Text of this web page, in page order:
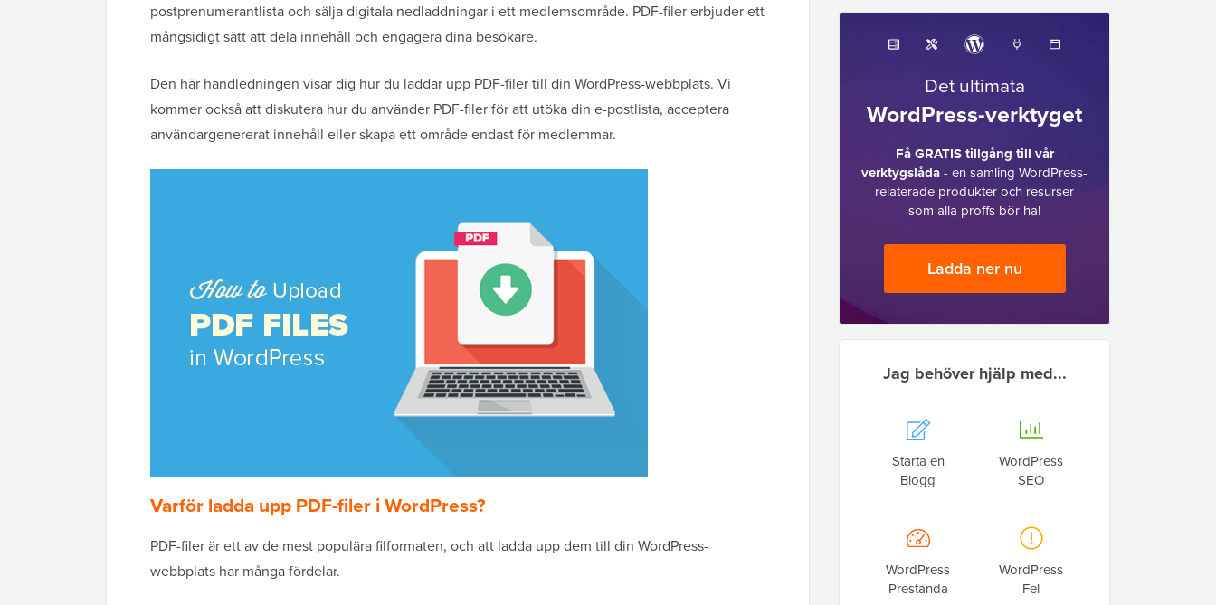
postprenumerantlista och sälja digitala nedladdningar i ett medlemsområde. PDF-filer erbjuder ett
mångsidigt sätt att dela innehåll och engagera dina besökare.
Den här handledningen visar dig hur du laddar upp PDF-filer till din WordPress-webbplats. Vi
kommer också att diskutera hur du använder PDF-filer för att utöka din e-postlista, acceptera
användargenererat innehåll eller skapa ett område endast för medlemmar.
Varför ladda upp PDF-filer i WordPress?
PDF-filer är ett av de mest populära filformaten, och att ladda upp dem till din WordPress-
webbplats har många fördelar.
Det ultimata
WordPress-verktyget
Få GRATIS tillgång till vår
verktygslåda- en samling WordPress-
relaterade produkter och resurser
som alla proffs bör ha!
Ladda ner nu
Jag behöver hjälp med...
Starta en
Blogg
WordPress
SEO
WordPress
Prestanda
WordPress
Fel